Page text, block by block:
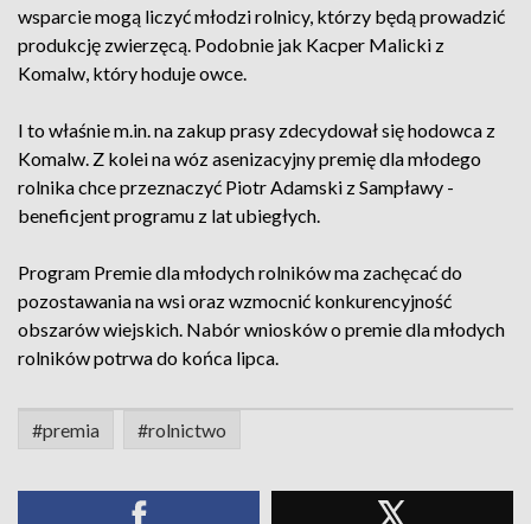
wsparcie mogą liczyć młodzi rolnicy, którzy będą prowadzić
produkcję zwierzęcą. Podobnie jak Kacper Malicki z
Komalw, który hoduje owce.
I to właśnie m.in. na zakup prasy zdecydował się hodowca z
Komalw. Z kolei na wóz asenizacyjny premię dla młodego
rolnika chce przeznaczyć Piotr Adamski z Sampławy -
beneficjent programu z lat ubiegłych.
Program Premie dla młodych rolników ma zachęcać do
pozostawania na wsi oraz wzmocnić konkurencyjność
obszarów wiejskich. Nabór wniosków o premie dla młodych
rolników potrwa do końca lipca.
#premia #rolnictwo